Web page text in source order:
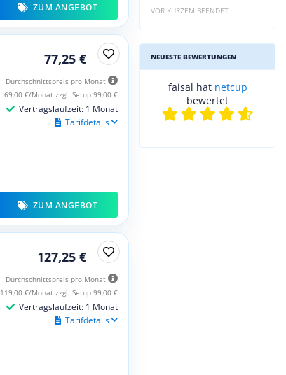
ZUM ANGEBOT
77,25 €
Durchschnittspreis pro Monat
69,00 €/Monat zzgl. Setup 99,00 €
Vertragslaufzeit: 1 Monat
Tarifdetails
ZUM ANGEBOT
127,25 €
Durchschnittspreis pro Monat
119,00 €/Monat zzgl. Setup 99,00 €
Vertragslaufzeit: 1 Monat
Tarifdetails
VOR KURZEM BEENDET
NEUESTE BEWERTUNGEN
faisal hat netcup
bewertet